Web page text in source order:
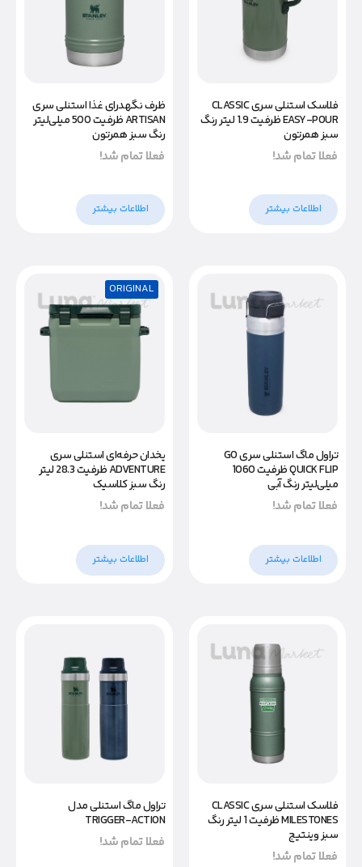
فلاسک استنلی سری CLASSIC
EASY-POUR ظرفیت 1.9 لیتر رنگ
سبز همرتون
فعلا تمام شد!
اطلاعات بیشتر
ظرف نگهدرای غذا استنلی سری
ARTISAN ظرفیت 500 میلی‌لیتر
رنگ سبز همرتون
فعلا تمام شد!
اطلاعات بیشتر
تراول ماگ استنلی سری GO
QUICK FLIP ظرفیت 1060
میلی‌لیتر رنگ آبی
فعلا تمام شد!
اطلاعات بیشتر
ORIGINAL
یخدان حرفه‌ای استنلی سری
ADVENTURE ظرفیت 28.3 لیتر
رنگ سبز کلاسیک
فعلا تمام شد!
اطلاعات بیشتر
فلاسک استنلی سری CLASSIC
MILESTONES ظرفیت 1 لیتر رنگ
سبز وینتیج
فعلا تمام شد!
تراول ماگ استنلی مدل
TRIGGER-ACTION
فعلا تمام شد!